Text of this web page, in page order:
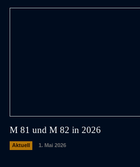
M 81 und M 82 in 2026
Aktuell 1. Mai 2026